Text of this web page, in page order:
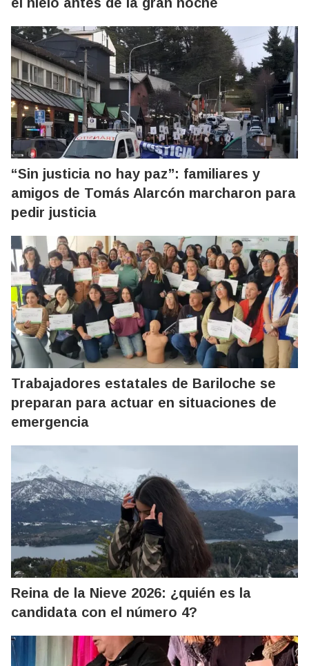
“Sin justicia no hay paz”: familiares y
amigos de Tomás Alarcón marcharon para
pedir justicia
Trabajadores estatales de Bariloche se
preparan para actuar en situaciones de
emergencia
Reina de la Nieve 2026: ¿quién es la
candidata con el número 4?